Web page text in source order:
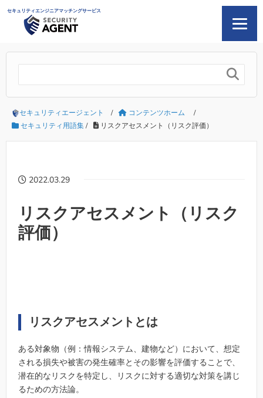
セキュリティエンジニアマッチングサービス

セキュリティエージェント / コンテンツホーム
/
セキュリティ用語集/ リスクアセスメント（リスク評価）
2022.03.29
リスクアセスメント（リスク
評価）
リスクアセスメントとは
ある対象物（例：情報システム、建物など）において、想定
される損失や被害の発生確率とその影響を評価することで、
潜在的なリスクを特定し、リスクに対する適切な対策を講じ
るための方法論。